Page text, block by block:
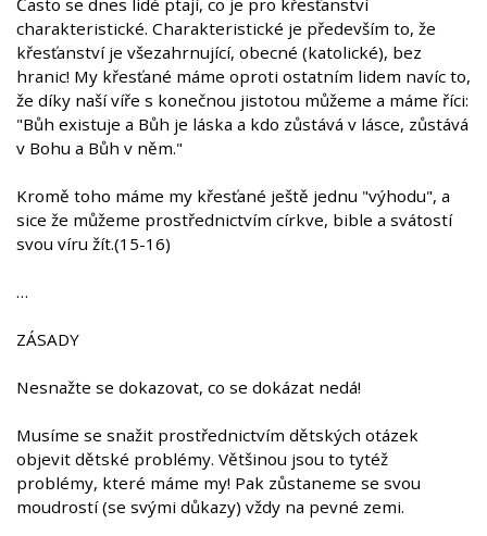
Často se dnes lidé ptají, co je pro křesťanství
charakteristické. Charakteristické je především to, že
křesťanství je všezahrnující, obecné (katolické), bez
hranic! My křesťané máme oproti ostatním lidem navíc to,
že díky naší víře s konečnou jistotou můžeme a máme říci:
"Bůh existuje a Bůh je láska a kdo zůstává v lásce, zůstává
v Bohu a Bůh v něm."
Kromě toho máme my křesťané ještě jednu "výhodu", a
sice že můžeme prostřednictvím církve, bible a svátostí
svou víru žít.(15-16)
…
ZÁSADY
Nesnažte se dokazovat, co se dokázat nedá!
Musíme se snažit prostřednictvím dětských otázek
objevit dětské problémy. Většinou jsou to tytéž
problémy, které máme my! Pak zůstaneme se svou
moudrostí (se svými důkazy) vždy na pevné zemi.